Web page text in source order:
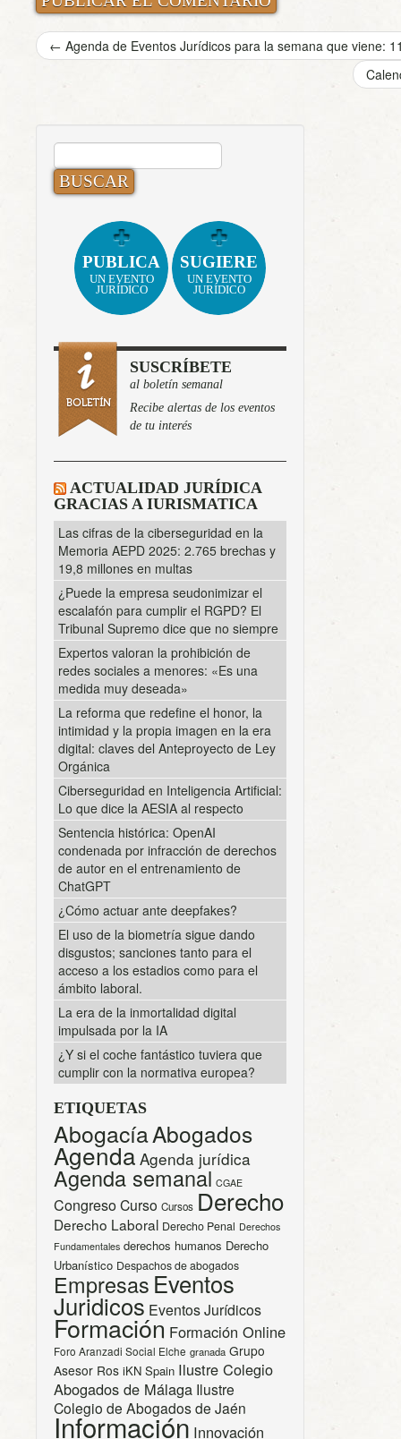
← Agenda de Eventos Jurídicos para la semana que viene:
BUSCAR:
PUBLICA
UN EVENTO
JURÍDICO
SUGIERE
UN EVENTO
JURÍDICO
SUSCRÍBETE
al boletín semanal
Recibe alertas de los eventos
de tu interés
ACTUALIDAD JURÍDICA
GRACIAS A IURISMATICA
Las cifras de la ciberseguridad en la
Memoria AEPD 2025: 2.765 brechas y
19,8 millones en multas
¿Puede la empresa seudonimizar el
escalafón para cumplir el RGPD? El
Tribunal Supremo dice que no siempre
Expertos valoran la prohibición de
redes sociales a menores: «Es una
medida muy deseada»
La reforma que redefine el honor, la
intimidad y la propia imagen en la era
digital: claves del Anteproyecto de Ley
Orgánica
Ciberseguridad en Inteligencia Artificial:
Lo que dice la AESIA al respecto
Sentencia histórica: OpenAI
condenada por infracción de derechos
de autor en el entrenamiento de
ChatGPT
¿Cómo actuar ante deepfakes?
El uso de la biometría sigue dando
disgustos; sanciones tanto para el
acceso a los estadios como para el
ámbito laboral.
La era de la inmortalidad digital
impulsada por la IA
¿Y si el coche fantástico tuviera que
cumplir con la normativa europea?
ETIQUETAS
AbogacíaAbogados
Agenda Agenda jurídica
Agenda semanal CGAE
CongresoCurso Cursos Derecho
Derecho Laboral Derecho Penal Derechos
Fundamentales derechos humanos Derecho
Urbanístico Despachos de abogados
Empresas Eventos
Juridicos Eventos Jurídicos
Formación Formación Online
Foro Aranzadi Social Elche granada Grupo
Asesor Ros iKN Spain Ilustre Colegio
Abogados de Málaga Ilustre
Colegio de Abogados de Jaén
Información Innovación